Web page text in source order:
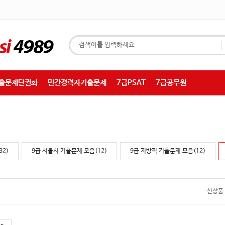
문제단권화 민간경력자기출문제 7급PSAT 7급공무원
9급 서울시 기출문제 모음(12) 9급 지방직 기출문제 모음(12)
신상품